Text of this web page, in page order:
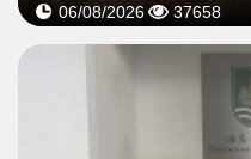
06/08/2026 37658